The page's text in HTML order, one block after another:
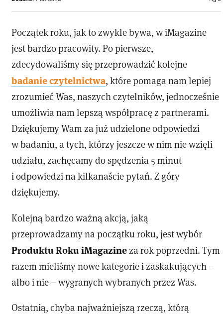
Początek roku, jak to zwykle bywa, w iMagazine
jest bardzo pracowity. Po pierwsze,
zdecydowaliśmy się przeprowadzić kolejne
badanie czytelnictwa, które pomaga nam lepiej
zrozumieć Was, naszych czytelników, jednocześnie
umożliwia nam lepszą współpracę z partnerami.
Dziękujemy Wam za już udzielone odpowiedzi
w badaniu, a tych, którzy jeszcze w nim nie wzięli
udziału, zachęcamy do spędzenia 5 minut
i odpowiedzi na kilkanaście pytań. Z góry
dziękujemy.
Kolejną bardzo ważną akcją, jaką
przeprowadzamy na początku roku, jest wybór
Produktu Roku iMagazine za rok poprzedni. Tym
razem mieliśmy nowe kategorie i zaskakujących –
albo i nie – wygranych wybranych przez Was.
Ostatnią, chyba najważniejszą rzeczą, którą